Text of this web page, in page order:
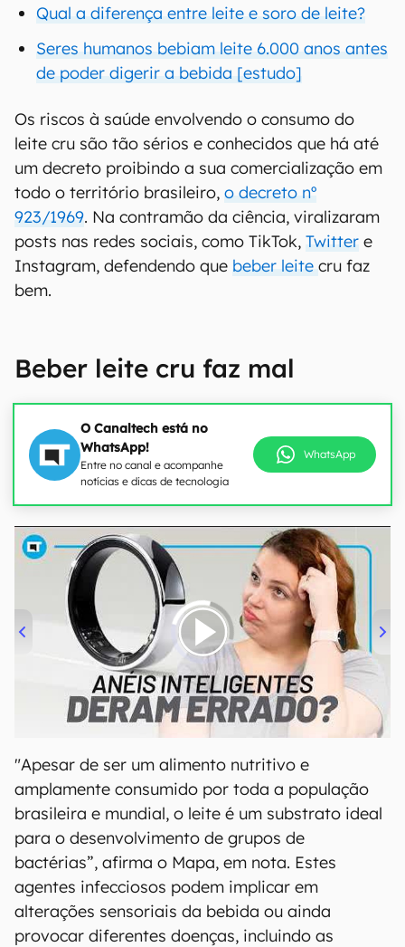
Qual a diferença entre leite e soro de leite?
Seres humanos bebiam leite 6.000 anos antes
de poder digerir a bebida [estudo]
Os riscos à saúde envolvendo o consumo do
leite cru são tão sérios e conhecidos que há até
um decreto proibindo a sua comercialização em
todo o território brasileiro, o decreto nº
923/1969. Na contramão da ciência, viralizaram
posts nas redes sociais, como TikTok, Twitter e
Instagram, defendendo que beber leite cru faz
bem.
Beber leite cru faz mal
O Canaltech está no
WhatsApp!
Entre no canal e acompanhe
notícias e dicas de tecnologia
WhatsApp
00:00/21:11
"Apesar de ser um alimento nutritivo e
amplamente consumido por toda a população
brasileira e mundial, o leite é um substrato ideal
para o desenvolvimento de grupos de
bactérias”, afirma o Mapa, em nota. Estes
agentes infecciosos podem implicar em
alterações sensoriais da bebida ou ainda
provocar diferentes doenças, incluindo as